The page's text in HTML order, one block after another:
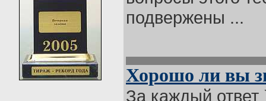
подвержены ...
Хорошо ли вы
За каждый ответ